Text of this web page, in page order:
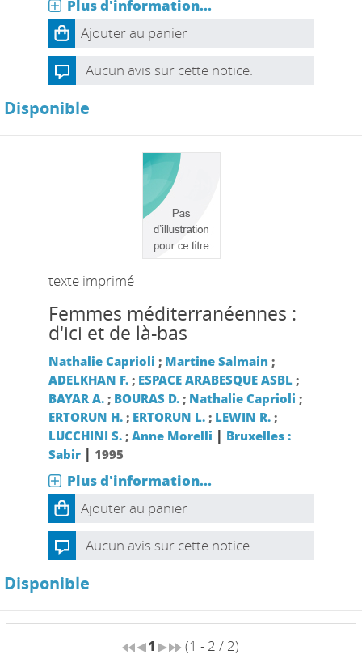
Plus d'information...
Ajouter au panier
Aucun avis sur cette notice.
Disponible
texte imprimé
Femmes méditerranéennes :
d'ici et de là-bas
Nathalie Caprioli ; Martine Salmain ;
ADELKHAN F.; ESPACE ARABESQUE ASBL;
BAYAR A.; BOURAS D.; Nathalie Caprioli ;
ERTORUN H.; ERTORUN L.; LEWIN R.;
LUCCHINI S.; Anne Morelli | Bruxelles :
Sabir| 1995
Plus d'information...
Ajouter au panier
Aucun avis sur cette notice.
Disponible
1 (1 - 2 / 2)